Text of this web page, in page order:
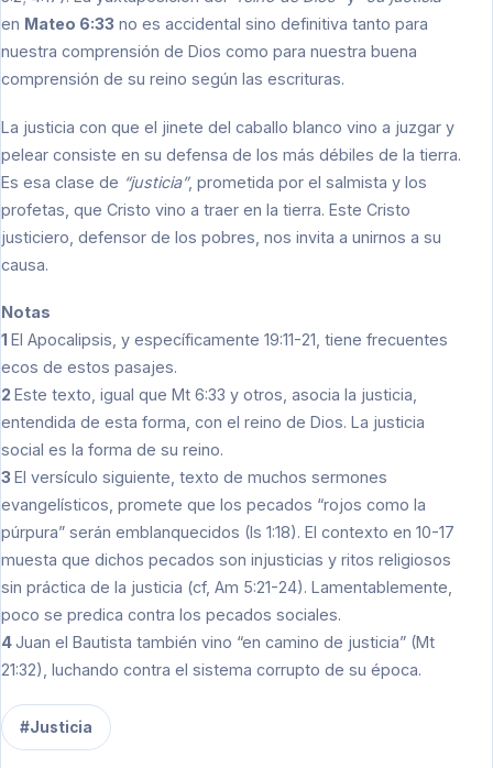
en Mateo 6:33 no es accidental sino definitiva tanto para
nuestra comprensión de Dios como para nuestra buena
comprensión de su reino según las escrituras.
La justicia con que el jinete del caballo blanco vino a juzgar y
pelear consiste en su defensa de los más débiles de la tierra.
Es esa clase de “justicia”, prometida por el salmista y los
profetas, que Cristo vino a traer en la tierra. Este Cristo
justiciero, defensor de los pobres, nos invita a unirnos a su
causa.
Notas
1 El Apocalipsis, y específicamente 19:11-21, tiene frecuentes
ecos de estos pasajes.
2 Este texto, igual que Mt 6:33 y otros, asocia la justicia,
entendida de esta forma, con el reino de Dios. La justicia
social es la forma de su reino.
3 El versículo siguiente, texto de muchos sermones
evangelísticos, promete que los pecados “rojos como la
púrpura” serán emblanquecidos (Is 1:18). El contexto en 10-17
muesta que dichos pecados son injusticias y ritos religiosos
sin práctica de la justicia (cf, Am 5:21-24). Lamentablemente,
poco se predica contra los pecados sociales.
4Juan el Bautista también vino “en camino de justicia” (Mt
21:32), luchando contra el sistema corrupto de su época.
#Justicia